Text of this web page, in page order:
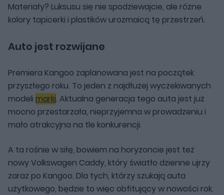
Materiały? Luksusu się nie spodziewajcie, ale różne
kolory tapicerki i plastików urozmaicą tę przestrzeń.
Auto jest rozwijane
Premiera Kangoo zaplanowana jest na początek
przyszłego roku. To jeden z najdłużej wyczekiwanych
modeli marki. Aktualna generacja tego auta jest już
mocno przestarzała, nieprzyjemna w prowadzeniu i
mało atrakcyjna na tle konkurencji.
A ta rośnie w siłę, bowiem na horyzoncie jest też
nowy Volkswagen Caddy, który światło dzienne ujrzy
zaraz po Kangoo. Dla tych, którzy szukają auta
użytkowego, będzie to więc obfitujący w nowości rok.